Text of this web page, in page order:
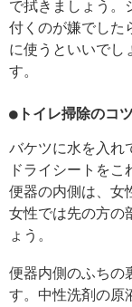
で拭きましょう。
付くのが嫌でした
に使うといいでし
す。
●トイレ掃除のコツ
バケツに水を入れ
ドライシートをこ
便器の内側は、女
女性では先の方の
ょう。
便器内側のふちの
す。中性洗剤の原